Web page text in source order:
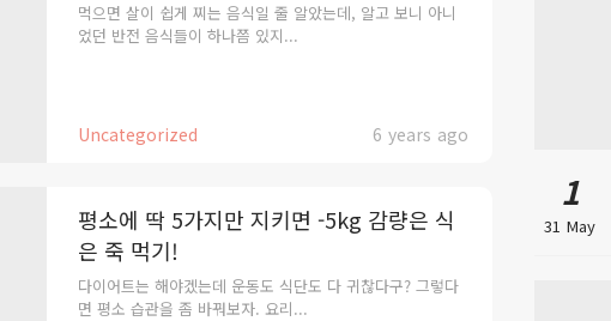
Uncategorized 6 years ago
먹으면 살이 쉽게 찌는 음식일 줄 알았는데, 알고 보니 아니
었던 반전 음식들이 하나쯤 있지...
평소에 딱 5가지만 지키면 -5kg 감량은 식
은 죽 먹기!
다이어트는 해야겠는데 운동도 식단도 다 귀찮다구? 그렇다
면 평소 습관을 좀 바꿔보자. 요리...
1
31 May